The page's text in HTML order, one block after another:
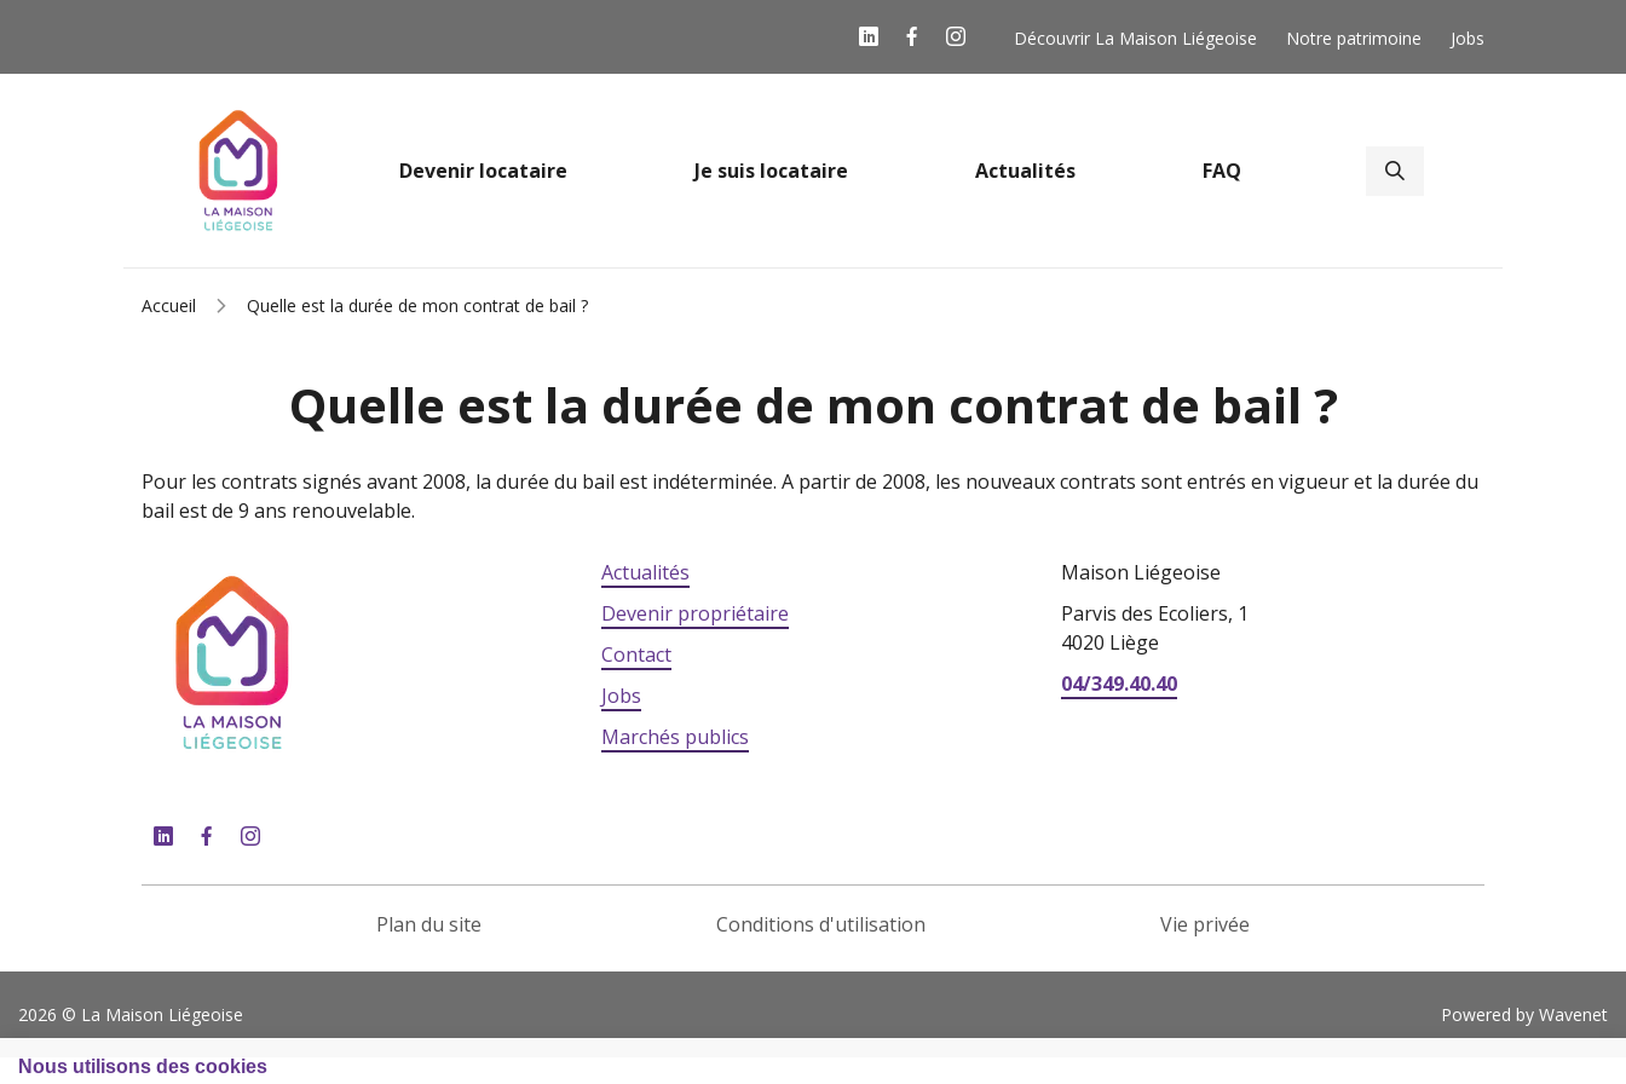
Découvrir La Maison Liégeoise Notre patrimoine Jobs
Devenir locataire Je suis locataire Actualités FAQ
Accueil Quelle est la durée de mon contrat de bail ?
Quelle est la durée de mon contrat de bail ?
Pour les contrats signés avant 2008, la durée du bail est indéterminée. A partir de 2008, les nouveaux contrats sont entrés en vigueur et la durée du
bail est de 9 ans renouvelable.
Actualités
Devenir propriétaire
Contact
Jobs
Marchés publics
Maison Liégeoise
Parvis des Ecoliers, 1
4020 Liège
04/349.40.40
Plan du site Conditions d'utilisation Vie privée
2026 © La Maison Liégeoise Powered by Wavenet